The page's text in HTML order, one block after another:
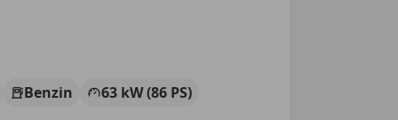
Benzin
63 kW (86 PS)